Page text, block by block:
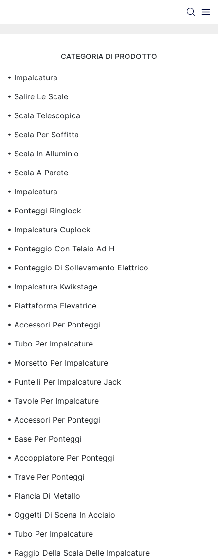
CATEGORIA DI PRODOTTO
• Impalcatura
• Salire Le Scale
• Scala Telescopica
• Scala Per Soffitta
• Scala In Alluminio
• Scala A Parete
• Impalcatura
• Ponteggi Ringlock
• Impalcatura Cuplock
• Ponteggio Con Telaio Ad H
• Ponteggio Di Sollevamento Elettrico
• Impalcatura Kwikstage
• Piattaforma Elevatrice
• Accessori Per Ponteggi
• Tubo Per Impalcature
• Morsetto Per Impalcature
• Puntelli Per Impalcature Jack
• Tavole Per Impalcature
• Accessori Per Ponteggi
• Base Per Ponteggi
• Accoppiatore Per Ponteggi
• Trave Per Ponteggi
• Plancia Di Metallo
• Oggetti Di Scena In Acciaio
• Tubo Per Impalcature
• Raggio Della Scala Delle Impalcature